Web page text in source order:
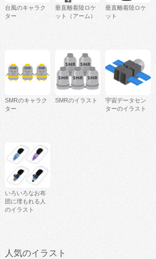
台風のキャラク
ター
垂直離着陸ロケ
ット（アーム）
垂直離着陸ロケ
ット
SMRのキャラク
ター
SMRのイラスト
宇宙データセン
ターのイラスト
いろいろなお布
団に埋もれる人
のイラスト
人気のイラスト